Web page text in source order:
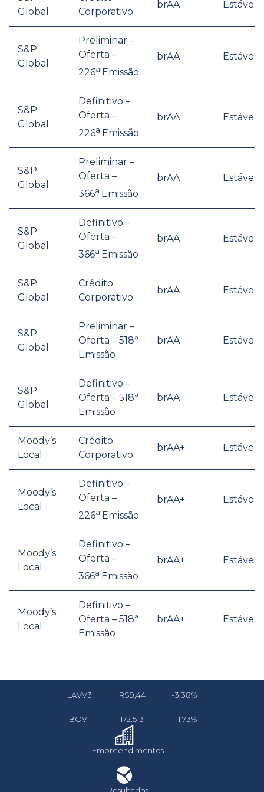
Global
Corporativo
brAA Estável
S&P
Global
Preliminar –
Oferta –
226a Emissão
brAA Estável
S&P
Global
Definitivo –
Oferta –
226a Emissão
brAA Estável
S&P
Global
Preliminar –
Oferta –
366a Emissão
brAA Estável
S&P
Global
Definitivo –
Oferta –
366a Emissão
brAA Estável
S&P
Global
Crédito
Corporativo
brAA Estável
S&P
Global
Preliminar –
Oferta – 518ª
Emissão
brAA Estável
S&P
Global
Definitivo –
Oferta – 518ª
Emissão
brAA Estável
Moody’s
Local
Crédito
Corporativo
brAA+ Estável
Moody’s
Local
Definitivo –
Oferta –
226a Emissão
brAA+ Estável
Moody’s
Local
Definitivo –
Oferta –
366a Emissão
brAA+ Estável
Moody’s
Local
Definitivo –
Oferta – 518ª
Emissão
brAA+ Estável
LAVV3 R$9,44 -3,38%
IBOV 172.513 -1,73%
Empreendimentos